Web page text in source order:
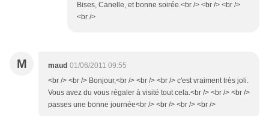
Bises, Canelle, et bonne soirée.<br /> <br /> <br />
<br />
M maud 01/06/2011 09:55
<br /> <br /> Bonjour,<br /> <br /> <br /> c'est vraiment très joli.
Vous avez du vous régaler à visité tout cela.<br /> <br /> <br />
passes une bonne journée<br /> <br /> <br /> <br />